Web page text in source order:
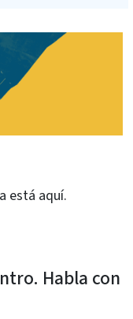
está aquí.
Habla con